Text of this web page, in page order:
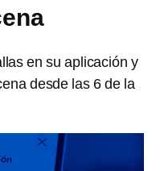
en su aplicación y
desde las 6 de la